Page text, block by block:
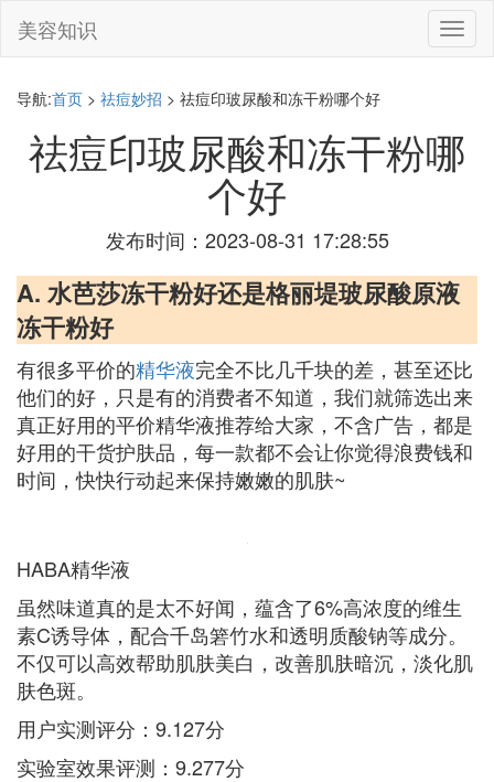
切
换
美容知识
导航:首页 > 祛痘妙招 > 祛痘印玻尿酸和冻干粉哪个好
祛痘印玻尿酸和冻干粉哪
个好
发布时间：2023-08-31 17:28:55
A. 水芭莎冻干粉好还是格丽堤玻尿酸原液
冻干粉好
有很多平价的精华液完全不比几千块的差，甚至还比
他们的好，只是有的消费者不知道，我们就筛选出来
真正好用的平价精华液推荐给大家，不含广告，都是
好用的干货护肤品，每一款都不会让你觉得浪费钱和
时间，快快行动起来保持嫩嫩的肌肤~
HABA精华液
虽然味道真的是太不好闻，蕴含了6%高浓度的维生
素C诱导体，配合千岛箬竹水和透明质酸钠等成分。
不仅可以高效帮助肌肤美白，改善肌肤暗沉，淡化肌
肤色斑。
用户实测评分：9.127分
实验室效果评测：9.277分